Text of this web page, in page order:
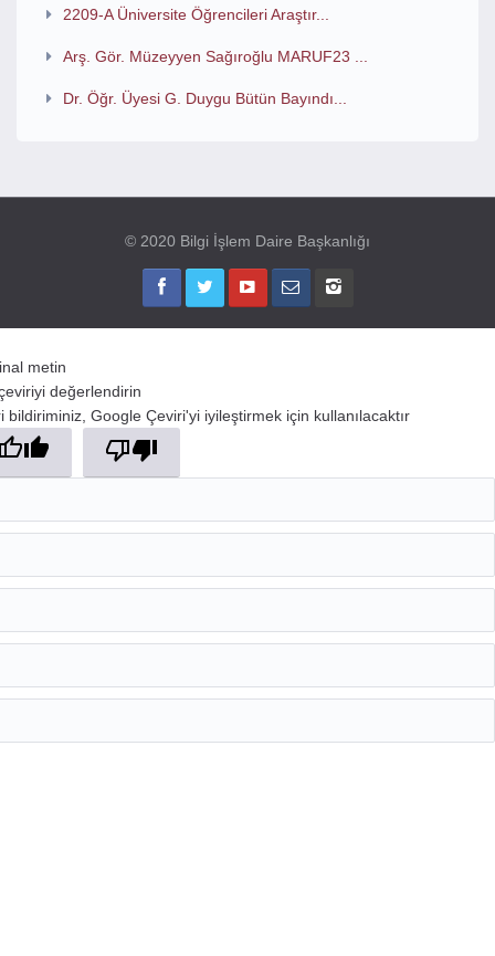
2209-A Üniversite Öğrencileri Araştır...
Arş. Gör. Müzeyyen Sağıroğlu MARUF23 ...
Dr. Öğr. Üyesi G. Duygu Bütün Bayındı...
© 2020 Bilgi İşlem Daire Başkanlığı
metin
değerlendirin
bildiriminiz, Google Çeviri'yi iyileştirmek için kullanılacaktır